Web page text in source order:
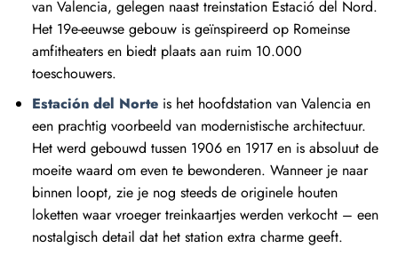
van Valencia, gelegen naast treinstation Estació del Nord.
Het 19e-eeuwse gebouw is geïnspireerd op Romeinse
amfitheaters en biedt plaats aan ruim 10.000
toeschouwers.
Estación del Norteis het hoofdstation van Valencia en
een prachtig voorbeeld van modernistische architectuur.
Het werd gebouwd tussen 1906 en 1917 en is absoluut de
moeite waard om even te bewonderen. Wanneer je naar
binnen loopt, zie je nog steeds de originele houten
loketten waar vroeger treinkaartjes werden verkocht – een
nostalgisch detail dat het station extra charme geeft.